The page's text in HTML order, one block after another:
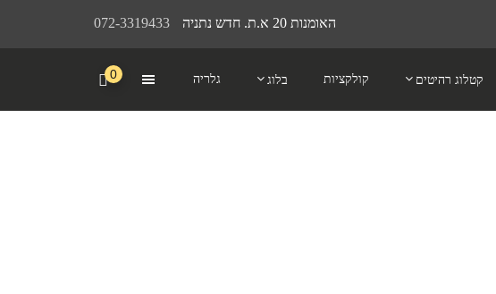
072-3319433 האומנות 20 א.ת. חדש נתניה
קטלוג רהיטים קולקציות בלוג גלריה 0